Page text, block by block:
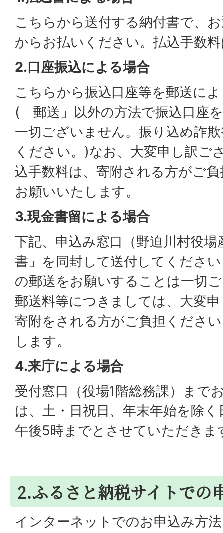
こちらから送付する納付書で、
からお払いください。払込手数
2.口座振込による場合
こちらから振込口座等を郵送に
(「郵送」以外の方法で振込口座
一切ございません。振り込め詐
ください。)なお、大変申し訳ご
込手数料は、寄附される方がご
お願いいたします。
3.現金書留による場合
下記、申込み窓口（野迫川村役
書」を同封して送付してくださ
の郵送をお願いすることは一切
郵送料等につきましては、大変
寄附をされる方がご負担くださ
します。
4.来庁による場合
受付窓口（役場1階総務課）まで
は、土・日祝日、年末年始を除
午後5時までとさせていただきま
2.ふるさと納税サイトでの
インターネットでのお申込み方